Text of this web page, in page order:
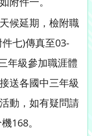
候延期，檢附職
七)傳真至03-
年級參加職涯體
送各國中三年級
動，如有疑問請
168。